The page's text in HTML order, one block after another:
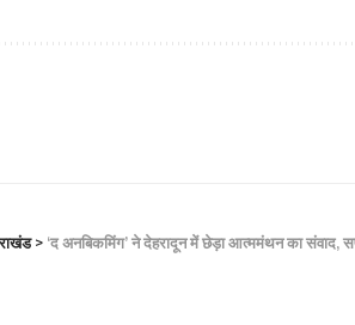
> ‘द अनबिकमिंग’ ने देहरादून में छेड़ा आत्ममंथन का संवाद,